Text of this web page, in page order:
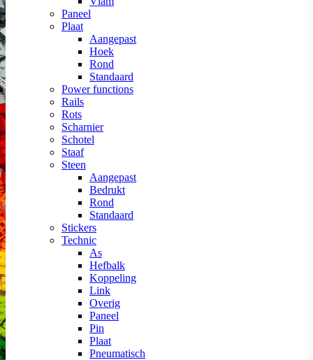
Paneel
Plaat
Aangepast
Hoek
Rond
Standaard
Power functions
Rails
Rots
Scharnier
Schotel
Staaf
Steen
Aangepast
Bedrukt
Rond
Standaard
Stickers
Technic
As
Hefbalk
Koppeling
Link
Overig
Paneel
Pin
Plaat
Pneumatisch